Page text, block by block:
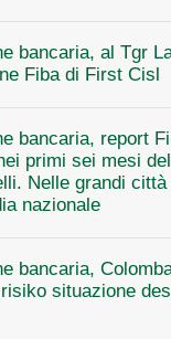
bancaria, al Tgr
Fiba di First Cisl
bancaria, report
primi sei mesi
Nelle grandi
nazionale
bancaria,
situazione